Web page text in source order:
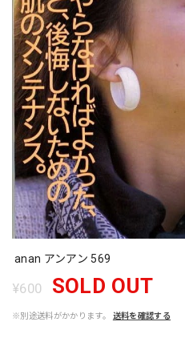
anan アンアン 569
¥600 SOLD OUT
※別途送料がかかります。 送料を確認する